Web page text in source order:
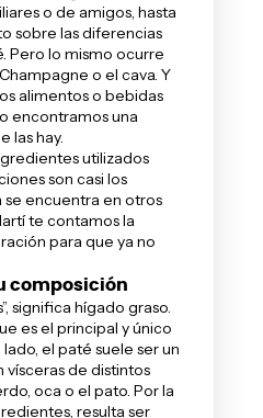
o de amigos, hasta
sobre las diferencias
Pero lo mismo ocurre
o el cava. Y
alimentos o bebidas
encontramos una
las hay.
utilizados
son casi los
se encuentra en otros
te contamos la
para que ya no
composición
significa hígado graso.
es el principal y único
el paté suele ser un
de distintos
oca o el pato. Por la
resulta ser